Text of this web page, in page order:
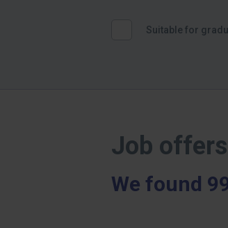
Suitable for
Job
We found